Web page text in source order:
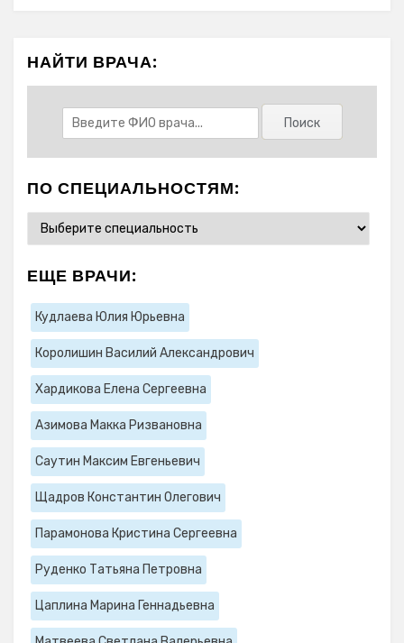
НАЙТИ ВРАЧА:
ПО СПЕЦИАЛЬНОСТЯМ:
ЕЩЕ ВРАЧИ:
Кудлаева Юлия Юрьевна
Королишин Василий Александрович
Хардикова Елена Сергеевна
Азимова Макка Ризвановна
Саутин Максим Евгеньевич
Щадров Константин Олегович
Парамонова Кристина Сергеевна
Руденко Татьяна Петровна
Цаплина Марина Геннадьевна